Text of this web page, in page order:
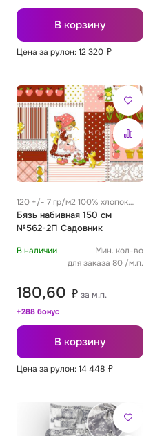
В корзину
Цена за рулон: 12 320 ₽
120 +/- 7 гр/м2 100% хлопок
0.32 м
Бязь набивная 150 см
№562-2П Садовник
В наличии
Мин. кол-во
для заказа 80 /м.п.
180,60 ₽ за м.п.
+288 бонус
В корзину
Цена за рулон: 14 448 ₽